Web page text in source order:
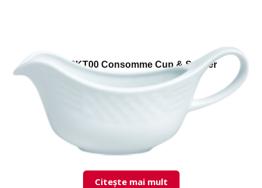
LND18KT00 Consomme Cup & Saucer
Citește mai mult